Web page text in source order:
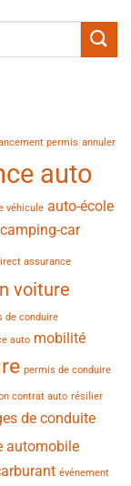
permis annuler
auto
véhicule auto-école
camping-car
assurance
voiture
de conduire
auto mobilité
permis de conduire
contrat auto résilier
de conduite
automobile
événement